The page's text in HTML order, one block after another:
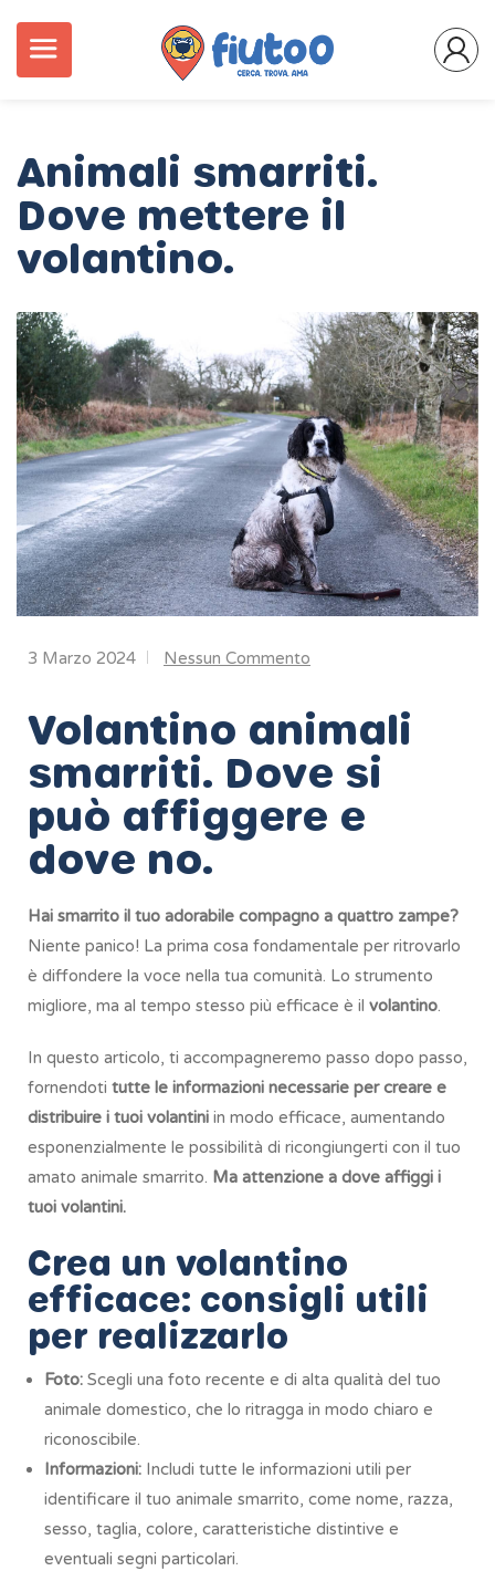
Animali smarriti.
Dove mettere il
volantino.
3 Marzo 2024 Nessun Commento
Volantino animali
smarriti. Dove si
può affiggere e
dove no.
Hai smarrito il tuo adorabile compagno a quattro zampe?
Niente panico! La prima cosa fondamentale per ritrovarlo
è diffondere la voce nella tua comunità. Lo strumento
migliore, ma al tempo stesso più efficace è il volantino.
In questo articolo, ti accompagneremo passo dopo passo,
fornendoti tutte le informazioni necessarie per creare e
distribuire i tuoi volantini in modo efficace, aumentando
esponenzialmente le possibilità di ricongiungerti con il tuo
amato animale smarrito. Ma attenzione a dove affiggi i
tuoi volantini.
Crea un volantino
efficace: consigli utili
per realizzarlo
Foto: Scegli una foto recente e di alta qualità del tuo
animale domestico, che lo ritragga in modo chiaro e
riconoscibile.
Informazioni: Includi tutte le informazioni utili per
identificare il tuo animale smarrito, come nome, razza,
sesso, taglia, colore, caratteristiche distintive e
eventuali segni particolari.